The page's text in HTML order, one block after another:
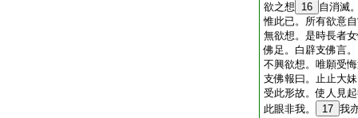
欲之想
16 自消滅
惟此已。所有欲意
無欲想。是時長者
佛足。白辟支佛言
不興欲想。唯願受
支佛報曰。止止大
受此形故。使人見
此眼非我。
17 我